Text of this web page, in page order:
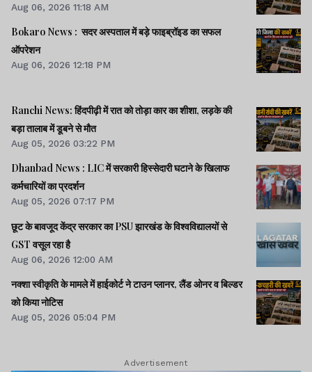
Aug 06, 2026 11:18 AM
Bokaro News : सदर अस्पताल में बड़े फाइब्रॉइड का सफल
ऑपरेशन
Aug 06, 2026 12:18 PM
Ranchi News: हिंदपीढ़ी में रात को तोड़ा कार का शीशा, लड़के की
बड़ा तालाब में डूबने से मौत
Aug 05, 2026 03:22 PM
Dhanbad News : LIC में सरकारी हिस्सेदारी घटाने के खिलाफ
कर्मचारियों का प्रदर्शन
Aug 05, 2026 07:17 PM
छूट के बावजूद केंद्र सरकार का PSU झारखंड के विश्वविद्यालयों से
GST वसूल रहा है
Aug 06, 2026 12:00 AM
नक्शा स्वीकृति के मामले में हाईकोर्ट ने टाउन प्लानर, लैंड ओनर व बिल्डर
को किया नोटिस
Aug 05, 2026 05:04 PM
Advertisement